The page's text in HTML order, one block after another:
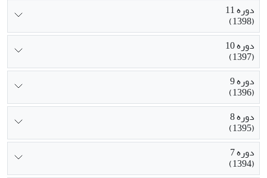
دوره 11
(1398)
دوره 10
(1397)
دوره 9
(1396)
دوره 8
(1395)
دوره 7
(1394)